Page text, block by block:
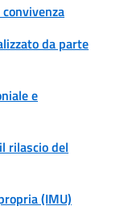
da parte
e
rilascio del
(IMU)